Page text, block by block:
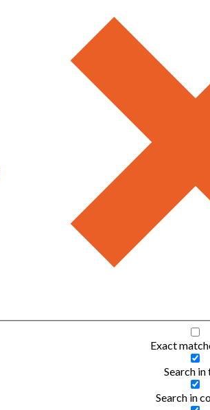
Exact
Search
Search in